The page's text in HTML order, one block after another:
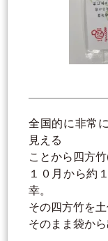
全国的に非常
見える
ことから四方
１０月から約
幸。
その四方竹を
そのまま袋か